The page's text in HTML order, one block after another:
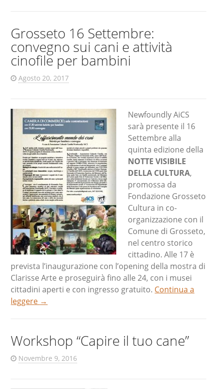
Grosseto 16 Settembre:
convegno sui cani e attività
cinofile per bambini
Agosto 20, 2017
Newfoundly AiCS
sarà presente il 16
Settembre alla
quinta edizione della
NOTTE VISIBILE
DELLA CULTURA,
promossa da
Fondazione Grosseto
Cultura in co-
organizzazione con il
Comune di Grosseto,
nel centro storico
cittadino. Alle 17 è
prevista l’inaugurazione con l’opening della mostra di
Clarisse Arte e proseguirà fino alle 24, con i musei
cittadini aperti e con ingresso gratuito. Continua a
leggere →
Workshop “Capire il tuo cane”
Novembre 9, 2016